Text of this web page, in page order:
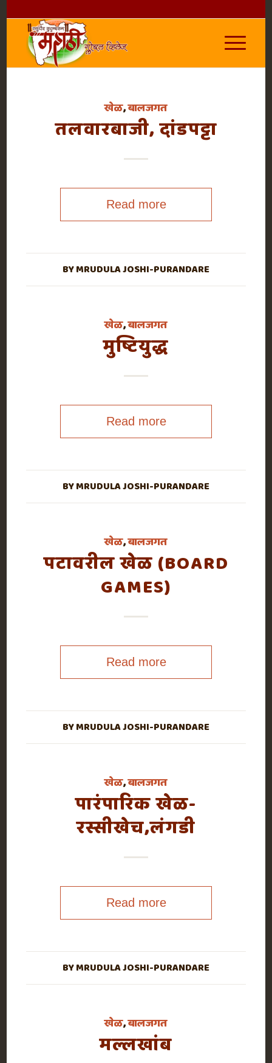
खेळ,बालजगत
तलवारबाजी, दांडपट्टा
Read more
BYMRUDULA JOSHI-PURANDARE
खेळ,बालजगत
मुष्टियुद्ध
Read more
BYMRUDULA JOSHI-PURANDARE
खेळ,बालजगत
पटावरील खेळ (BOARD
GAMES)
Read more
BYMRUDULA JOSHI-PURANDARE
खेळ,बालजगत
पारंपारिक खेळ-
रस्सीखेच,लंगडी
Read more
BYMRUDULA JOSHI-PURANDARE
खेळ,बालजगत
मल्लखांब